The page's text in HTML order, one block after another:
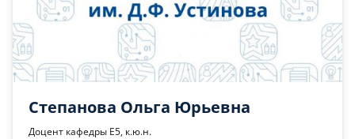
Степанова Ольга Юрьевна
Доцент кафедры Е5, к.ю.н.